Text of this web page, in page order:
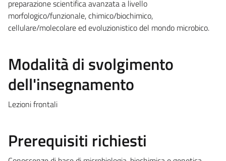
preparazione scientifica avanzata a livello
morfologico/funzionale, chimico/biochimico,
cellulare/molecolare ed evoluzionistico del mondo microbico.
Modalità di svolgimento
dell'insegnamento
Lezioni frontali
Prerequisiti richiesti